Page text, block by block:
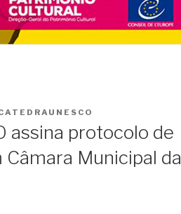
assina protocolo de
Municipal da